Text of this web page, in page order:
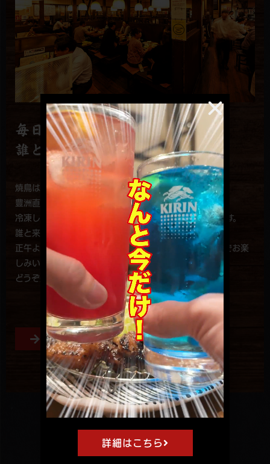
毎日1,000本焼いてます！
誰と行ってもみんな満足！！
焼鳥は手刺しで焼き加減にもこだわり毎日1,000本。
豊洲直送の鮮魚も鮮度・価格・魚種で他店を圧倒。
冷凍しない、出来立てを食べていただく手作り居酒屋です。
誰と来ても、その人の好みの一品が必ず見つかるはず。
正午より営業。気軽な一人呑みからグループで、ご家族でお楽
しみいただける地元のお店です。
どうぞ楽しいひとときをお過ごし下さい！
お料理 お飲み物
小江戸ステーキ＆
詳細はこちら